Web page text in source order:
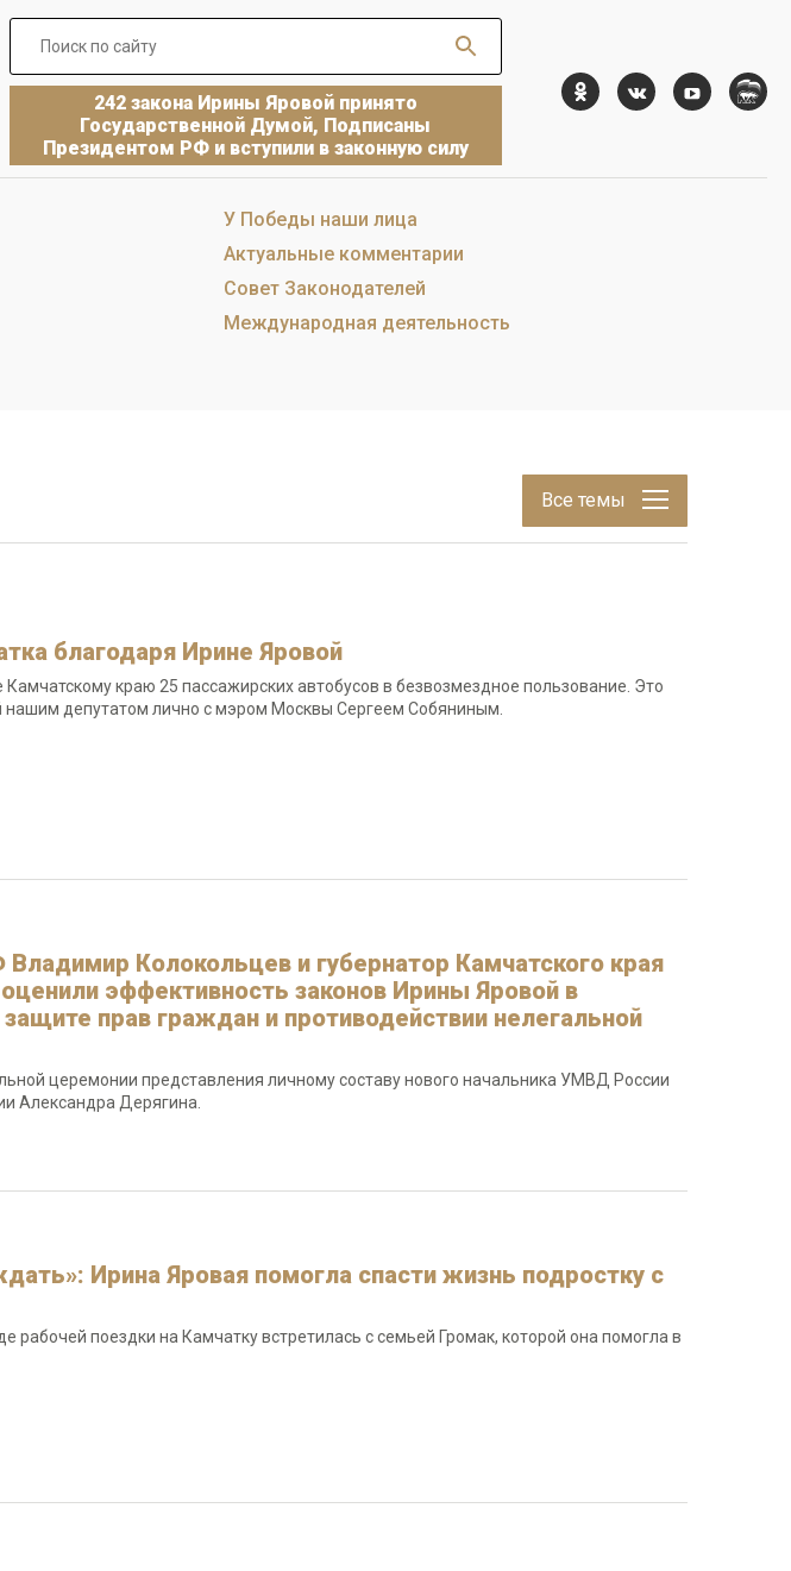
242 закона Ирины Яровой принято
Государственной Думой, Подписаны
Президентом РФ и вступили в законную силу
У Победы наши лица
Актуальные комментарии
Совет Законодателей
Международная деятельность
Все темы
благодаря Ирине Яровой
краю 25 пассажирских автобусов в безвозмездное пользование. Это
нашим депутатом лично с мэром Москвы Сергеем Собяниным.
Колокольцев и губернатор Камчатского края
эффективность законов Ирины Яровой в
прав граждан и противодействии нелегальной
церемонии представления личному составу нового начальника УМВД России
Александра Дерягина.
Ирина Яровая помогла спасти жизнь подростку с
рабочей поездки на Камчатку встретилась с семьей Громак, которой она помогла в